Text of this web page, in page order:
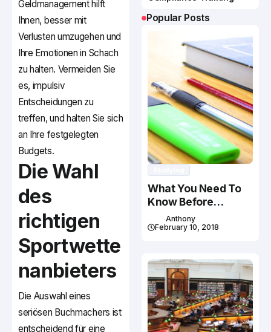
Geldmanagement hilft
Ihnen, besser mit
Verlusten umzugehen und
Ihre Emotionen in Schach
zu halten. Vermeiden Sie
es, impulsiv
Entscheidungen zu
treffen, und halten Sie sich
an Ihre festgelegten
Budgets.
Die Wahl
des
richtigen
Sportwette
nanbieters
Die Auswahl eines
seriösen Buchmachers ist
entscheidend für eine
Popular Posts
What You Need To
Know Before
Studying In Canada
Anthony
February 10, 2018